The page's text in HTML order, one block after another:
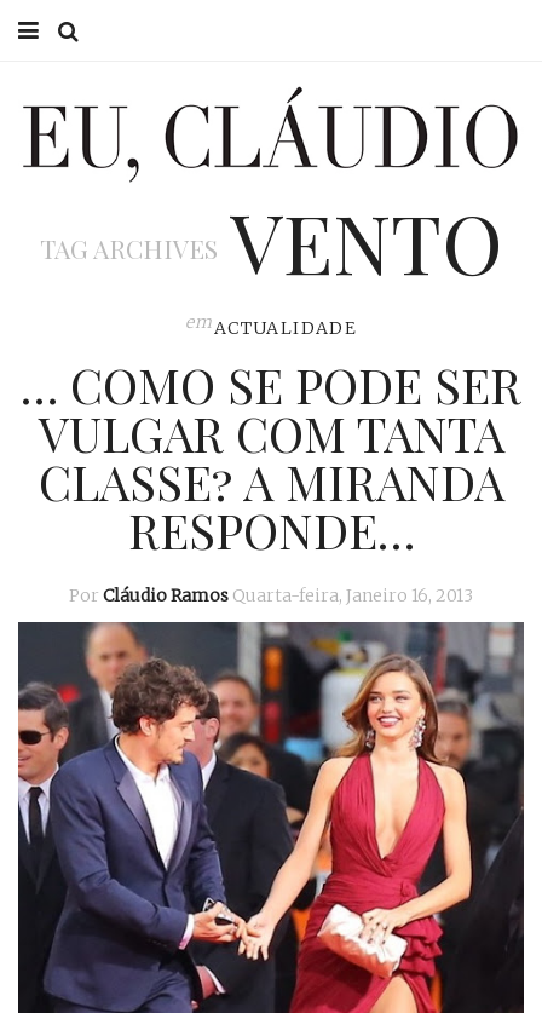
EU CLÁUDIO
EU NA TV
ACTUALIDADE
TAG ARCHIVES VENTO
emACTUALIDADE
… COMO SE PODE SER
VULGAR COM TANTA
CLASSE? A MIRANDA
RESPONDE…
Por Cláudio Ramos Quarta-feira, Janeiro 16, 2013